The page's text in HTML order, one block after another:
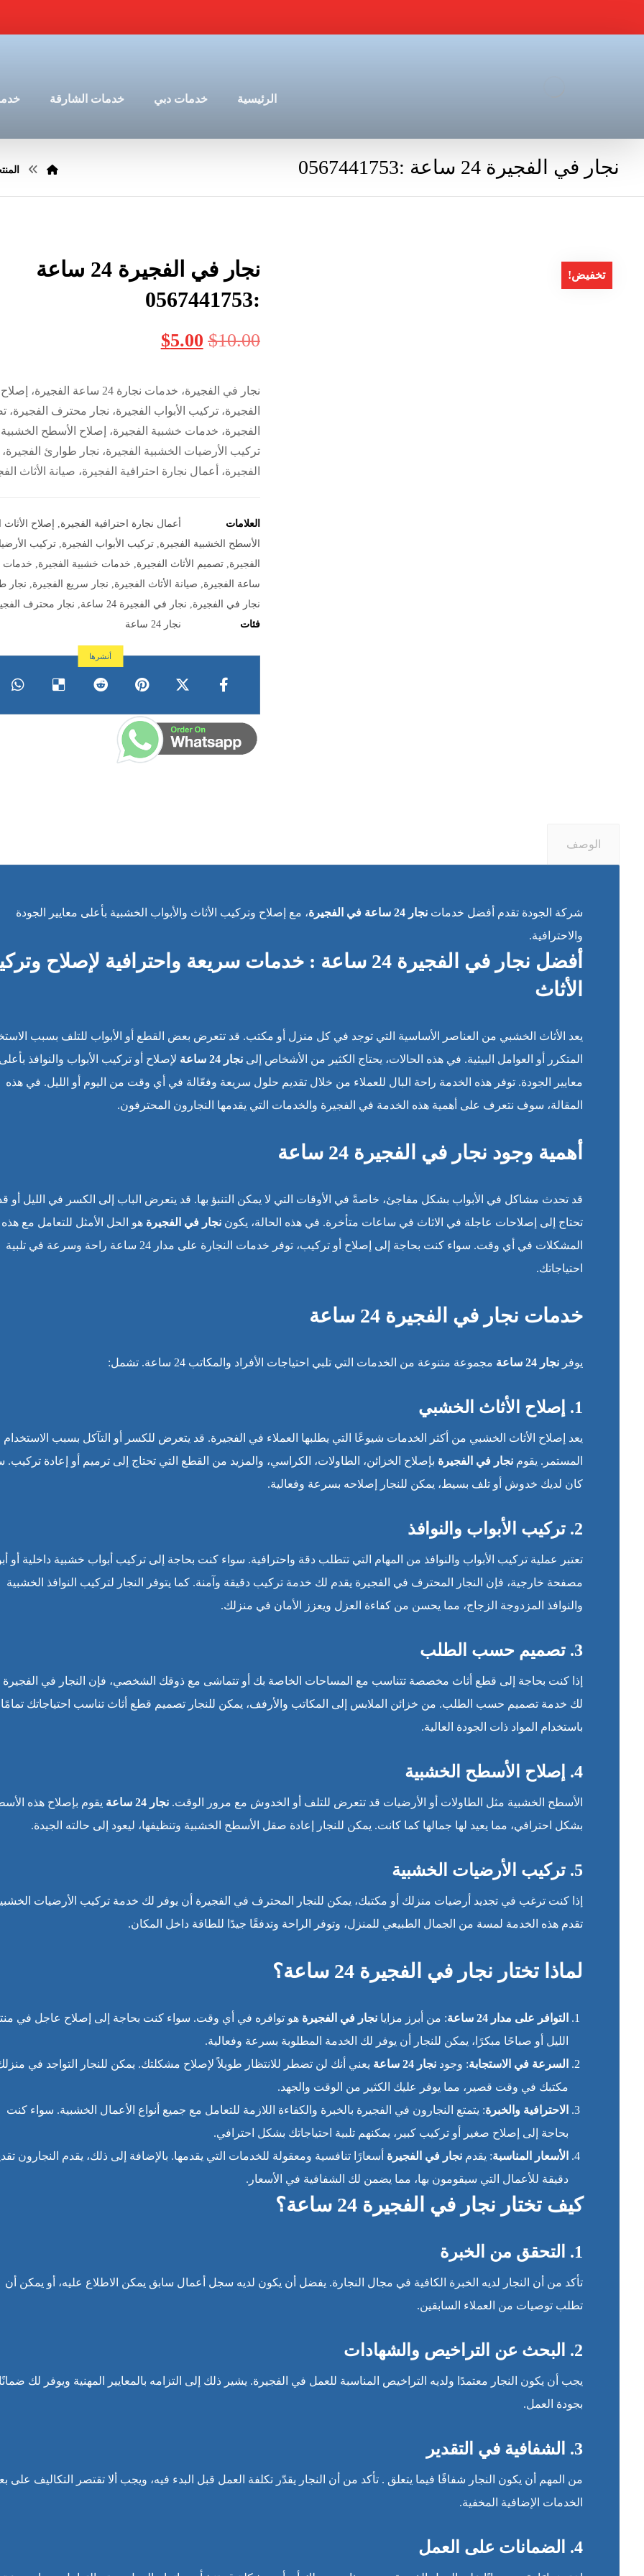
الرئيسية خدمات دبي خدمات الشارقة
نجار في الفجيرة 24 ساعة :0567441753
تخفيض!
نجار في الفجيرة 24 ساعة
:0567441753
$10.00
$5.00
نجار في الفجيرة، خدمات نجارة 24 ساعة
الفجيرة، تركيب الأبواب الفجيرة، نجار محترف الفجيرة،
الفجيرة، خدمات خشبية الفجيرة، إصلاح الأسطح الخشبية
تركيب الأرضيات الخشبية الفجيرة، نجار طوارئ
الفجيرة، أعمال نجارة احترافية الفجيرة، صيانة الأثاث
العلامات أعمال نجارة احترافية الفجيرة
إصلاح الأثاث
الأسطح الخشبية الفجيرة ,تركيب الأبواب الفجيرة ,تركيب
الفجيرة ,تصميم الأثاث الفجيرة خدمات خشبية الفجيرة
ساعة الفجيرة
صيانة الأثاث الفجيرة نجار سريع الفجيرة
نجار
نجار في الفجيرة
نجار في الفجيرة 24 ساعة
نجار محترف
فئات
نجار 24 ساعة
الوصف
شركة الجودة تقدم أفضل خدمات نجار 24 ساعة في الفجيرة
، مع إصلاح وتركيب الأثاث والأبواب الخشبية بأعلى معايير الجودة
والاحترافية.
أفضل نجار في الفجيرة 24 ساعة : خدمات سريعة واحترافية لإصلاح
الأثاث
يعد الأثاث الخشبي من العناصر الأساسية التي توجد في كل منزل أو مكتب. قد تتعرض بعض القطع أو الأبواب للتلف بسبب
المتكرر أو العوامل البيئية. في هذه الحالات، يحتاج الكثير من الأشخاص إلى نجار 24 ساعة
لإصلاح أو تركيب الأبواب والنوافذ
معايير الجودة. توفر هذه الخدمة راحة البال للعملاء من خلال تقديم حلول سريعة وفعّالة في أي وقت من اليوم أو الليل. في هذه
المقالة، سوف نتعرف على أهمية هذه الخدمة في الفجيرة والخدمات التي يقدمها النجارون المحترفون.
أهمية وجود نجار في الفجيرة 24 ساعة
قد تحدث مشاكل في الأبواب بشكل مفاجئ، خاصةً في الأوقات التي لا يمكن التنبؤ بها. قد يتعرض الباب إلى الكسر في الليل أو
تحتاج إلى إصلاحات عاجلة في الاثاث في ساعات متأخرة. في هذه الحالة، يكون نجار في الفجيرة هو الحل الأمثل للتعامل مع هذه
المشكلات في أي وقت. سواء كنت بحاجة إلى إصلاح أو تركيب، توفر خدمات النجارة على مدار 24 ساعة راحة وسرعة في تلبية
احتياجاتك.
خدمات نجار في الفجيرة 24 ساعة
يوفر نجار 24 ساعة مجموعة متنوعة من الخدمات التي تلبي احتياجات الأفراد والمكاتب 24 ساعة. تشمل:
1. إصلاح الأثاث الخشبي
يعد إصلاح الأثاث الخشبي من أكثر الخدمات شيوعًا التي يطلبها العملاء في الفجيرة. قد يتعرض للكسر أو التآكل بسبب الاستخدام
المستمر. يقوم نجار في الفجيرة بإصلاح الخزائن، الطاولات، الكراسي، والمزيد من القطع التي تحتاج إلى ترميم أو إعادة تركيب.
كان لديك خدوش أو تلف بسيط، يمكن للنجار إصلاحه بسرعة وفعالية.
2. تركيب الأبواب والنوافذ
تعتبر عملية تركيب الأبواب والنوافذ من المهام التي تتطلب دقة واحترافية. سواء كنت بحاجة إلى تركيب أبواب خشبية داخلية أو
مصفحة خارجية، فإن النجار المحترف في الفجيرة يقدم لك خدمة تركيب دقيقة وآمنة. كما يتوفر النجار لتركيب النوافذ الخشبية
والنوافذ المزدوجة الزجاج، مما يحسن من كفاءة العزل ويعزز الأمان في منزلك.
3. تصميم حسب الطلب
إذا كنت بحاجة إلى قطع أثاث مخصصة تتناسب مع المساحات الخاصة بك أو تتماشى مع ذوقك الشخصي، فإن النجار في الفجيرة
لك خدمة تصميم حسب الطلب. من خزائن الملابس إلى المكاتب والأرفف، يمكن للنجار تصميم قطع أثاث تناسب احتياجاتك
باستخدام المواد ذات الجودة العالية.
4. إصلاح الأسطح الخشبية
الأسطح الخشبية مثل الطاولات أو الأرضيات قد تتعرض للتلف أو الخدوش مع مرور الوقت. نجار 24 ساعة
يقوم بإصلاح هذه
بشكل احترافي، مما يعيد لها جمالها كما كانت. يمكن للنجار إعادة صقل الأسطح الخشبية وتنظيفها، ليعود إلى حالته الجيدة.
5. تركيب الأرضيات الخشبية
إذا كنت ترغب في تجديد أرضيات منزلك أو مكتبك، يمكن للنجار المحترف في الفجيرة أن يوفر لك خدمة تركيب الأرضيات
تقدم هذه الخدمة لمسة من الجمال الطبيعي للمنزل، وتوفر الراحة وتدفقًا جيدًا للطاقة داخل المكان.
لماذا تختار نجار في الفجيرة 24 ساعة؟
التوافر على مدار 24 ساعة : من أبرز مزايا نجار في الفجيرة هو توافره في أي وقت. سواء كنت بحاجة إلى إصلاح عاجل في
الليل أو صباحًا مبكرًا، يمكن للنجار أن يوفر لك الخدمة المطلوبة بسرعة وفعالية.
السرعة في الاستجابة: وجود نجار 24 ساعة
يعني أنك لن تضطر للانتظار طويلاً لإصلاح مشكلتك. يمكن للنجار التواجد في
مكتبك في وقت قصير، مما يوفر عليك الكثير من الوقت والجهد.
الاحترافية والخبرة: يتمتع النجارون في الفجيرة بالخبرة والكفاءة اللازمة للتعامل مع جميع أنواع الأعمال الخشبية. سواء كنت
بحاجة إلى إصلاح صغير أو تركيب كبير، يمكنهم تلبية احتياجاتك بشكل احترافي.
الأسعار المناسبة: يقدم نجار في الفجيرة أسعارًا تنافسية ومعقولة للخدمات التي يقدمها. بالإضافة إلى ذلك، يقدم النجارون
دقيقة للأعمال التي سيقومون بها، مما يضمن لك الشفافية في الأسعار.
كيف تختار نجار في الفجيرة 24 ساعة؟
1. التحقق من الخبرة
تأكد من أن النجار لديه الخبرة الكافية في مجال النجارة. يفضل أن يكون لديه سجل أعمال سابق يمكن الاطلاع عليه، أو يمكن أن
تطلب توصيات من العملاء السابقين.
2. البحث عن التراخيص والشهادات
يجب أن يكون النجار معتمدًا ولديه التراخيص المناسبة للعمل في الفجيرة. يشير ذلك إلى التزامه بالمعايير المهنية ويوفر لك
بجودة العمل.
3. الشفافية في التقدير
من المهم أن يكون النجار شفافًا فيما يتعلق . تأكد من أن النجار يقدّر تكلفة العمل قبل البدء فيه، ويجب ألا تقتصر التكاليف على
الخدمات الإضافية المخفية.
4. الضمانات على العمل